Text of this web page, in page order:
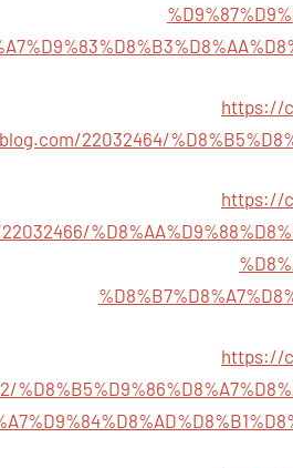
https://
blog.com/22032464/
https://
https://